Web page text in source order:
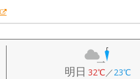
明日 32℃／23℃